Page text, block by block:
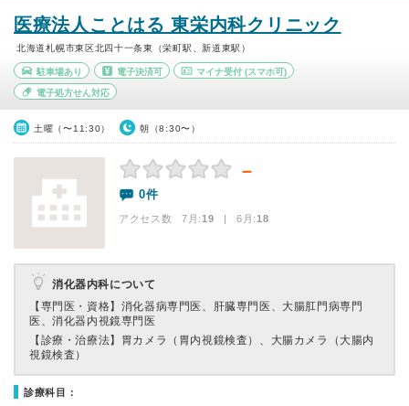
医療法人ことはる 東栄内科クリニック
北海道札幌市東区北四十一条東（栄町駅、新道東駅）
駐車場あり 電子決済可 マイナ受付 (スマホ可)
電子処方せん対応
土曜（〜11:30） 朝（8:30〜）
－
0件
アクセス数 7月:19 | 6月:18
消化器内科について
【専門医・資格】 消化器病専門医、肝臓専門医、大腸肛門病専門
医、消化器内視鏡専門医
【診療・治療法】 胃カメラ（胃内視鏡検査）、大腸カメラ（大腸内
視鏡検査）
診療科目：